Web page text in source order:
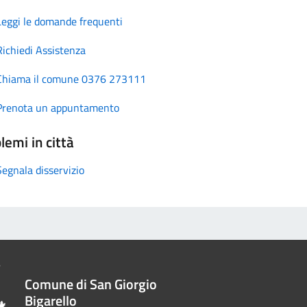
le domande frequenti
Assistenza
il comune 0376 273111
un appuntamento
in città
disservizio
Comune di San Giorgio
Bigarello